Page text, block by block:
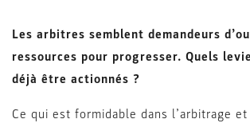
Les arbitres semblent demandeurs
ressources pour progresser. Quels
déjà être actionnés ?
Ce qui est formidable dans l’arbitrage et